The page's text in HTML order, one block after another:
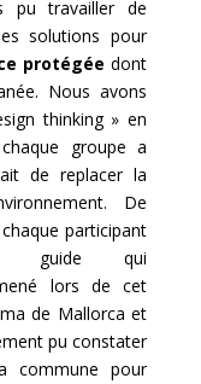
pu travailler de
solutions pour
protégée dont
Nous avons
thinking » en
groupe a
de replacer la
De
participant
guide qui
lors de cet
de Mallorca et
pu constater
commune pour